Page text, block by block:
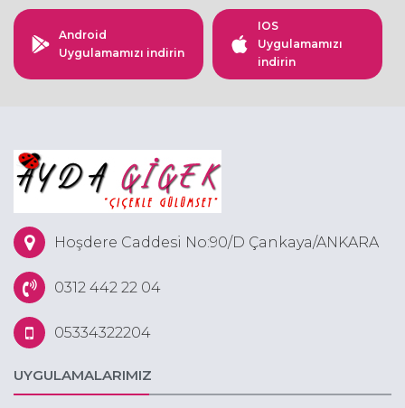
Android
Uygulamamızı indirin
IOS
Uygulamamızı
indirin
Hoşdere Caddesi No:90/D Çankaya/ANKARA
0312 442 22 04
05334322204
UYGULAMALARIMIZ